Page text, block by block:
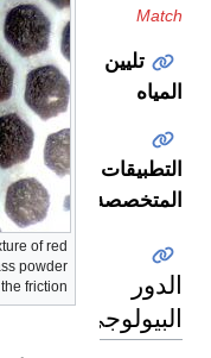
of red
powder
friction.
Match
تليين
المياه
التطبيقات
المتخصصة
الدور
البيولوجي